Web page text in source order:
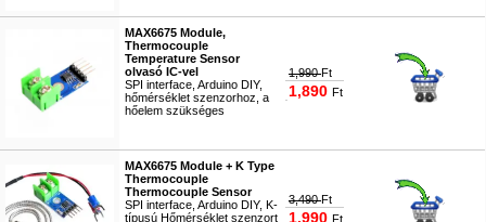
MAX6675 Module,
Thermocouple
Temperature Sensor
olvasó IC-vel
SPI interface, Arduino DIY,
hőmérséklet szenzorhoz, a
hőelem szükséges
1,990Ft
1,890 Ft
MAX6675 Module + K Type
Thermocouple
Thermocouple Sensor
SPI interface, Arduino DIY, K-
típusú Hőmérséklet szenzort
3,490Ft
1,990 Ft